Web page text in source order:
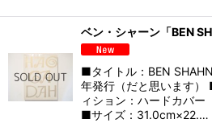
ベン・シャーン「BEN
■タイトル：BEN
年発行（だと思います
ィション：ハードカバー
■サイズ：31.0cm×22.…